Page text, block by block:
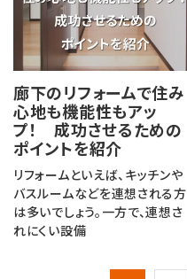
廊下のリフォームで住み
心地も機能性もアッ
プ！ 成功させるための
ポイントを紹介
リフォームといえば、キッチンや
バスルームなどを連想される方
は多いでしょう。一方で、連想さ
れにくい設備